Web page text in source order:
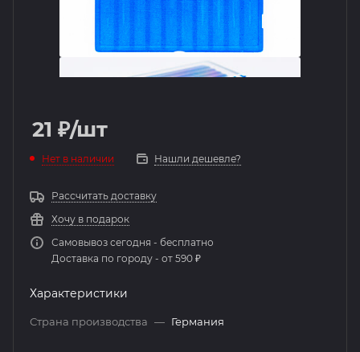
21 ₽/шт
Нет в наличии Нашли дешевле?
Рассчитать доставку
Хочу в подарок
Самовывоз сегодня - бесплатно
Доставка по городу - от 590 ₽
Характеристики
Страна производства — Германия